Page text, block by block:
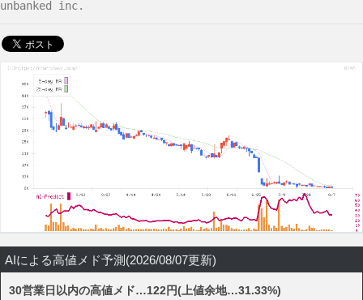
unbanked inc.
AIによる高値メド予測(2026/08/07更新)
30営業日以内の高値メド…122円(上値余地…31.33%)